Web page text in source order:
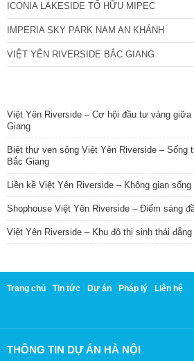
ICONIA LAKESIDE TỐ HỮU MIPEC
IMPERIA SKY PARK NAM AN KHÁNH
VIỆT YÊN RIVERSIDE BẮC GIANG
Việt Yên Riverside – Cơ hội đầu tư vàng giữa
Giang
Biệt thự ven sông Việt Yên Riverside –
Bắc Giang
Liền kề Việt Yên Riverside – Không gian
Shophouse Việt Yên Riverside – Điểm sáng
Việt Yên Riverside – Khu đô thị sinh thái
Trang chủ Tin tức Dự án Pháp lý Liên hệ
THÔNG TIN DỰ ÁN HÀ NỘI